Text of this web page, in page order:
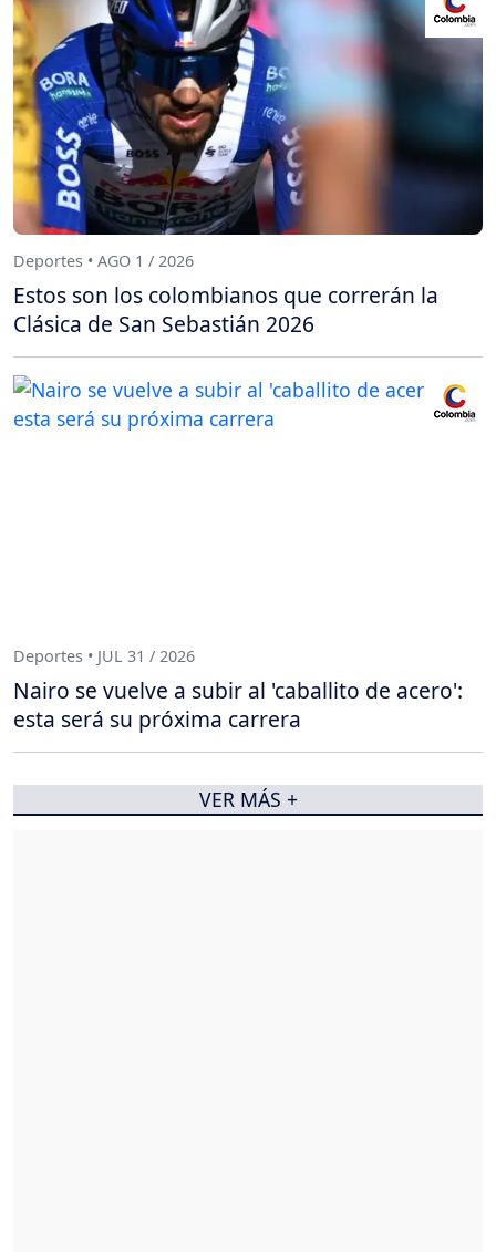
Deportes • AGO 1 / 2026
Estos son los colombianos que correrán la
Clásica de San Sebastián 2026
Deportes • JUL 31 / 2026
Nairo se vuelve a subir al 'caballito de acero':
esta será su próxima carrera
VER MÁS +